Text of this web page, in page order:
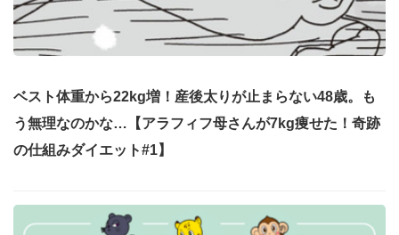
ベスト体重から22kg増！産後太りが止まらない48歳。も
う無理なのかな…【アラフィフ母さんが7kg痩せた！奇跡
の仕組みダイエット#1】